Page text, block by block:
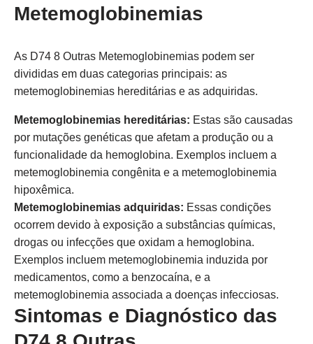
Metemoglobinemias
As D74 8 Outras Metemoglobinemias podem ser
divididas em duas categorias principais: as
metemoglobinemias hereditárias e as adquiridas.
Metemoglobinemias hereditárias: Estas são causadas
por mutações genéticas que afetam a produção ou a
funcionalidade da hemoglobina. Exemplos incluem a
metemoglobinemia congênita e a metemoglobinemia
hipoxêmica.
Metemoglobinemias adquiridas: Essas condições
ocorrem devido à exposição a substâncias químicas,
drogas ou infecções que oxidam a hemoglobina.
Exemplos incluem metemoglobinemia induzida por
medicamentos, como a benzocaína, e a
metemoglobinemia associada a doenças infecciosas.
Sintomas e Diagnóstico das